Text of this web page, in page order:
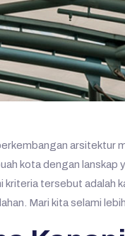
arsitektur
kota dengan lanskap
kriteria tersebut adalah
Mari kita selami